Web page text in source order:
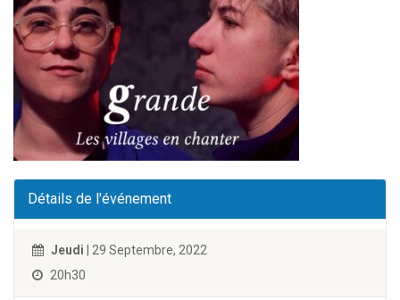
Détails de l'événement
Jeudi | 29 Septembre, 2022
20h30